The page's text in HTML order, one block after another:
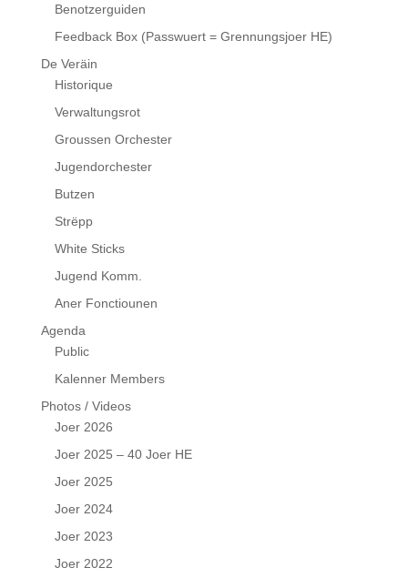
Benotzerguiden
Feedback Box (Passwuert = Grennungsjoer HE)
De Veräin
Historique
Verwaltungsrot
Groussen Orchester
Jugendorchester
Butzen
Strëpp
White Sticks
Jugend Komm.
Aner Fonctiounen
Agenda
Public
Kalenner Members
Photos / Videos
Joer 2026
Joer 2025 – 40 Joer HE
Joer 2025
Joer 2024
Joer 2023
Joer 2022